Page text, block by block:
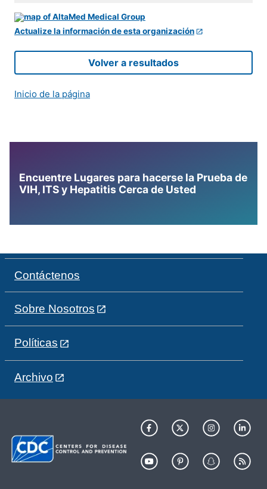
Actualize la información de esta organización
Volver a resultados
Inicio de la página
Encuentre Lugares para hacerse la Prueba de
VIH, ITS y Hepatitis Cerca de Usted
Contáctenos
Sobre Nosotros
Políticas
Archivo